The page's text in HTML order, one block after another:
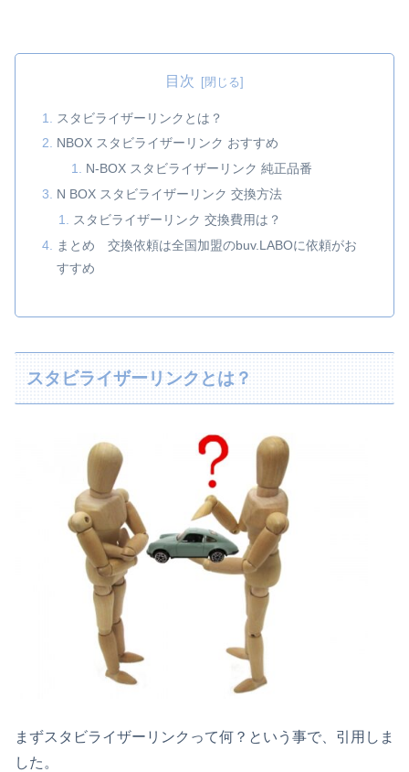
目次
スタビライザーリンクとは？
NBOX スタビライザーリンク おすすめ
N-BOX スタビライザーリンク 純正品番
N BOX スタビライザーリンク 交換方法
スタビライザーリンク 交換費用は？
まとめ 交換依頼は全国加盟のbuv.LABOに依頼がお
すすめ
スタビライザーリンクとは？
まずスタビライザーリンクって何？という事で、引用しま
した。